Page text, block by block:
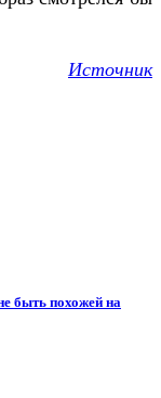
Источник
быть похожей на